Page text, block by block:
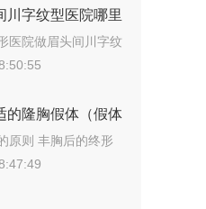
川字纹型医院哪里
人民医院潜力股
)
医院做眉头间川字纹
的隆胸假体（假体
形状好）
原则 丰胸后的终形